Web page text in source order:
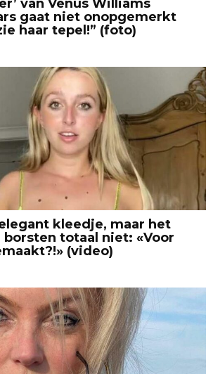
van Venus Williams
gaat niet onopgemerkt
haar tepel!” (foto)
kleedje, maar het
borsten totaal niet: «Voor
(video)